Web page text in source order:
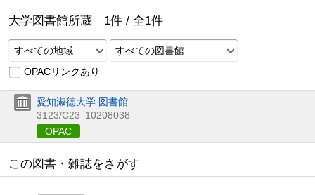
大学図書館所蔵 1件 / 全1件
すべての地域
すべての図書館
OPACリンクあり
愛知淑徳大学 図書館
3123/C23 10208038
OPAC
この図書・雑誌をさがす